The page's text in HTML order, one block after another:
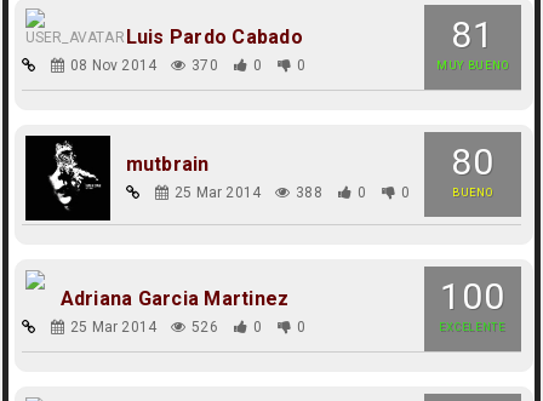
81
MUY BUENO
Luis Pardo Cabado
08 Nov 2014 370 0 0
80
BUENO
mutbrain
25 Mar 2014 388 0 0
100
EXCELENTE
Adriana Garcia Martinez
25 Mar 2014 526 0 0